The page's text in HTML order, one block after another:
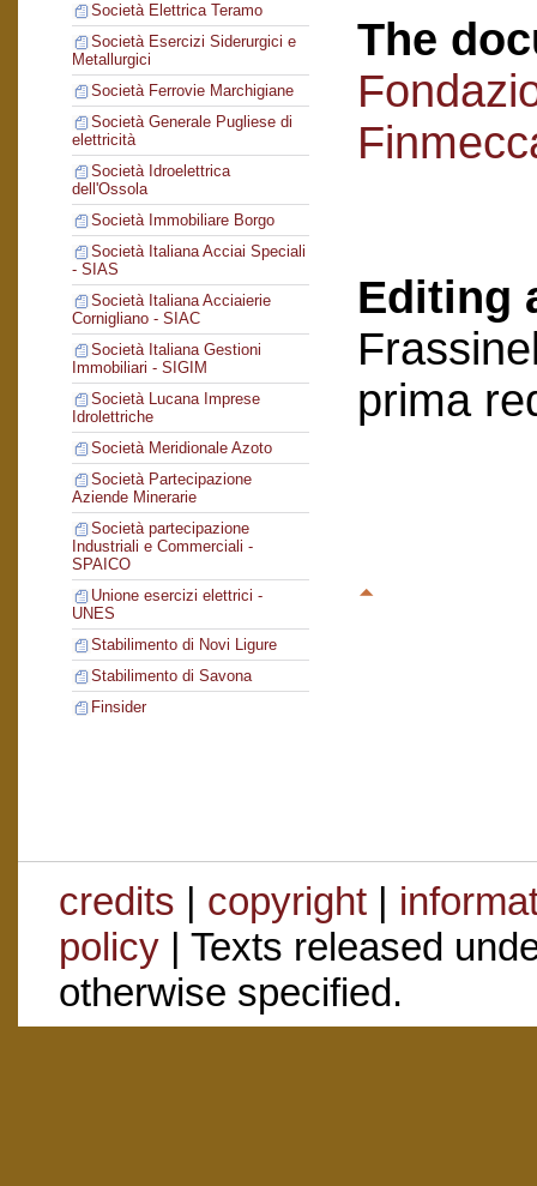
Società Elettrica Teramo
Società Esercizi Siderurgici e
Metallurgici
Società Ferrovie Marchigiane
Società Generale Pugliese di
elettricità
Società Idroelettrica
dell'Ossola
Società Immobiliare Borgo
Società Italiana Acciai Speciali
- SIAS
Società Italiana Acciaierie
Cornigliano - SIAC
Società Italiana Gestioni
Immobiliari - SIGIM
Società Lucana Imprese
Idrolettriche
Società Meridionale Azoto
Società Partecipazione
Aziende Minerarie
Società partecipazione
Industriali e Commerciali -
SPAICO
Unione esercizi elettrici -
UNES
Stabilimento di Novi Ligure
Stabilimento di Savona
Finsider
The
Editing
prima
credits | copyright|
policy| Texts released
otherwise specified.